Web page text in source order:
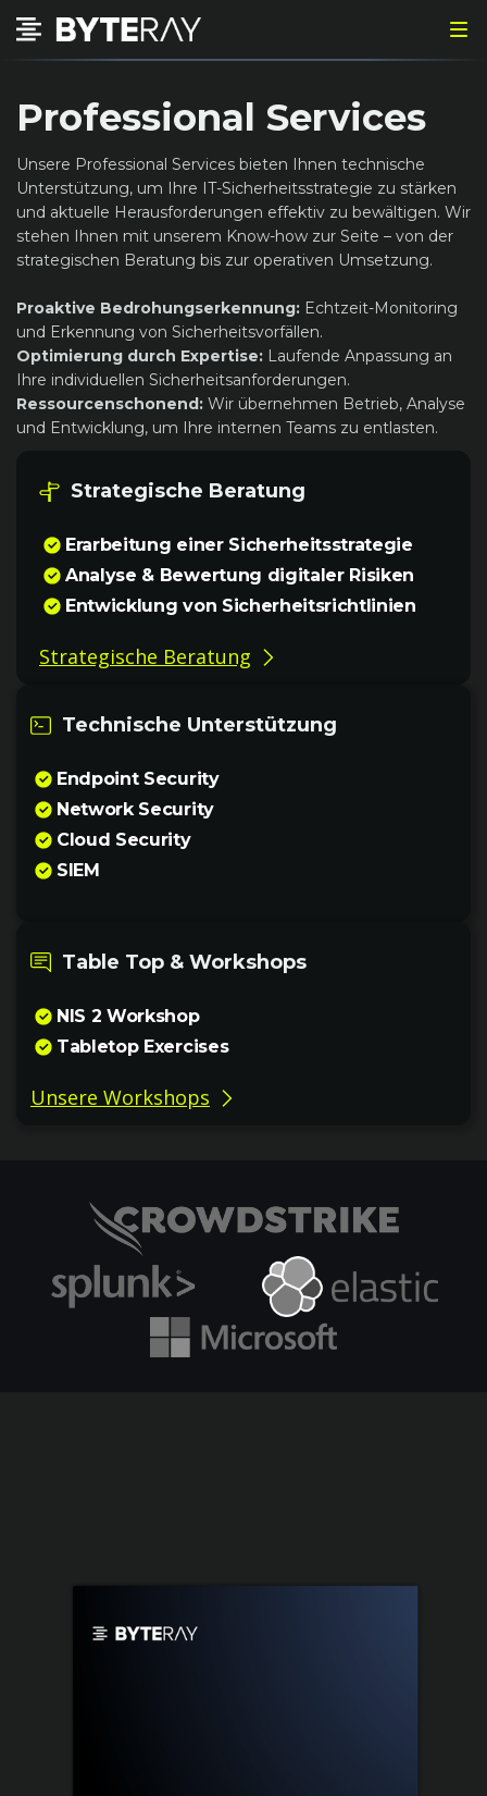
Professional Services
Unsere Professional Services bieten Ihnen technische
Unterstützung, um Ihre IT-Sicherheitsstrategie zu stärken
und aktuelle Herausforderungen effektiv zu bewältigen. Wir
stehen Ihnen mit unserem Know-how zur Seite – von der
strategischen Beratung bis zur operativen Umsetzung.
Proaktive Bedrohungserkennung: Echtzeit-Monitoring
und Erkennung von Sicherheitsvorfällen.
Optimierung durch Expertise: Laufende Anpassung an
Ihre individuellen Sicherheitsanforderungen.
Ressourcenschonend: Wir übernehmen Betrieb, Analyse
und Entwicklung, um Ihre internen Teams zu entlasten.
Strategische Beratung
Erarbeitung einer Sicherheitsstrategie
Analyse & Bewertung digitaler Risiken
Entwicklung von Sicherheitsrichtlinien
Strategische Beratung
Technische Unterstützung
Endpoint Security
Network Security
Cloud Security
SIEM
Table Top & Workshops
NIS 2 Workshop
Tabletop Exercises
Unsere Workshops